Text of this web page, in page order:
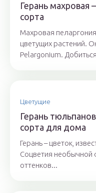
Герань
сорта
Махровая
цветущих растений.
Pelargonium.
Цветущие
Герань
сорта для дома
Герань – цветок,
Соцветия
оттенков...